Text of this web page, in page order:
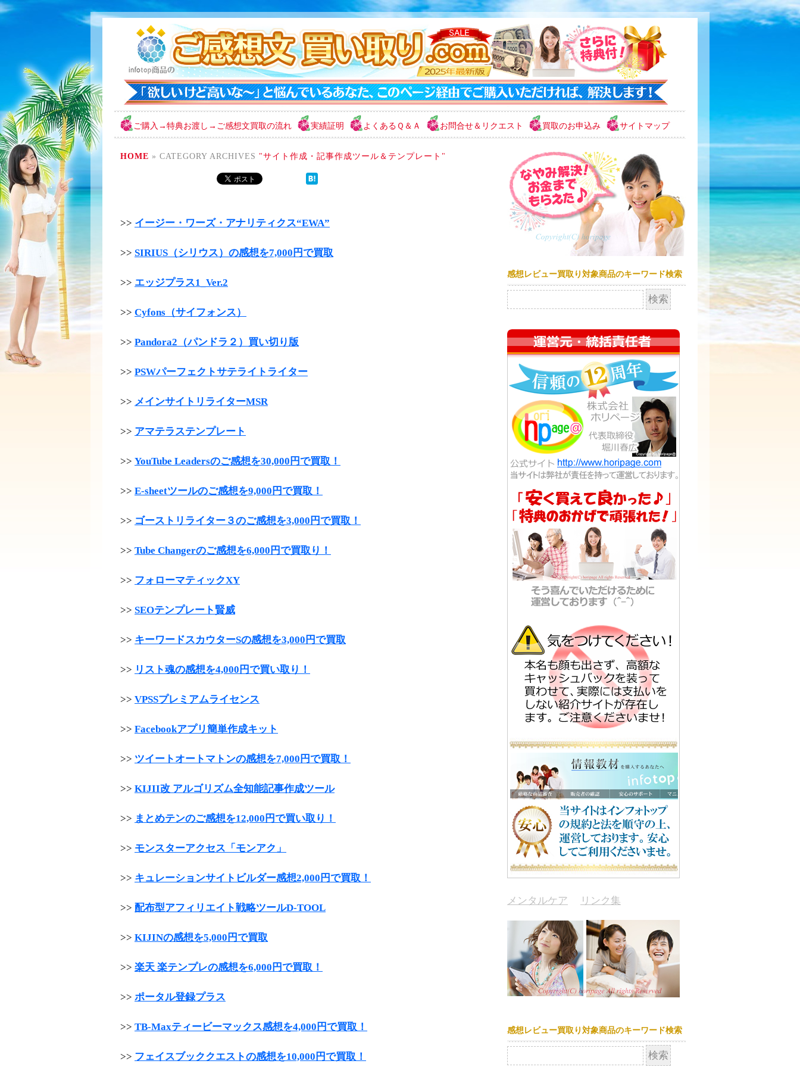
ご購入→特典お渡し→ご感想文買取の流れ 実績証明 よくあるＱ＆Ａ お問合せ＆リクエスト 買取のお申込み サイトマップ
HOME » CATEGORY ARCHIVES "サイト作成・記事作成ツール＆テンプレート"
>> イージー・ワーズ・アナリティクス“EWA”
>> SIRIUS（シリウス）の感想を7,000円で買取
>> エッジプラス1_Ver.2
>> Cyfons（サイフォンス）
>> Pandora2（パンドラ２）買い切り版
>> PSWパーフェクトサテライトライター
>> メインサイトリライターMSR
>> アマテラステンプレート
>> YouTube Leadersのご感想を30,000円で買取！
>> E-sheetツールのご感想を9,000円で買取！
>> ゴーストリライター３のご感想を3,000円で買取！
>> Tube Changerのご感想を6,000円で買取り！
>> フォローマティックXY
>> SEOテンプレート賢威
>> キーワードスカウターSの感想を3,000円で買取
>> リスト魂の感想を4,000円で買い取り！
>> VPSSプレミアムライセンス
>> Facebookアプリ簡単作成キット
>> ツイートオートマトンの感想を7,000円で買取！
>> KIJII改 アルゴリズム全知能記事作成ツール
>> まとめテンのご感想を12,000円で買い取り！
>> モンスターアクセス「モンアク」
>> キュレーションサイトビルダー感想2,000円で買取！
>> 配布型アフィリエイト戦略ツールD-TOOL
>> KIJINの感想を5,000円で買取
>> 楽天 楽テンプレの感想を6,000円で買取！
>> ポータル登録プラス
>> TB-Maxティービーマックス感想を4,000円で買取！
>> フェイスブッククエストの感想を10,000円で買取！
感想レビュー買取り対象商品のキーワード検索
検索:
メンタルケア リンク集
感想レビュー買取り対象商品のキーワード検索
検索: